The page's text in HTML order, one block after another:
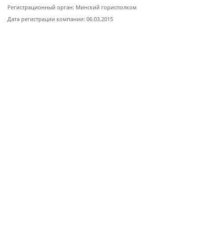
Регистрационный орган: Минский горисполком
Дата регистрации компании: 06.03.2015